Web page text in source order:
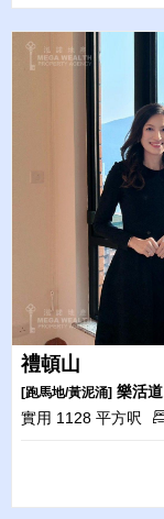
禮頓山
[跑馬地/黃泥涌] 樂活道
實用 1128 平方呎